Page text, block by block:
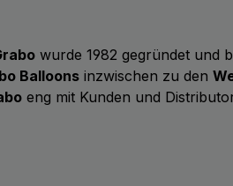
wurde 1982 gegründet und
Balloons inzwischen zu den
eng mit Kunden und